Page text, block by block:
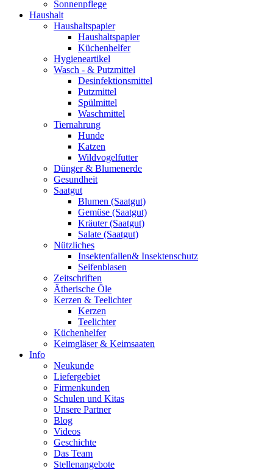
Sonnenpflege
Haushalt
Haushaltspapier
Haushaltspapier
Küchenhelfer
Hygieneartikel
Wasch - & Putzmittel
Desinfektionsmittel
Putzmittel
Spülmittel
Waschmittel
Tiernahrung
Hunde
Katzen
Wildvogelfutter
Dünger & Blumenerde
Gesundheit
Saatgut
Blumen (Saatgut)
Gemüse (Saatgut)
Kräuter (Saatgut)
Salate (Saatgut)
Nützliches
Insektenfallen& Insektenschutz
Seifenblasen
Zeitschriften
Ätherische Öle
Kerzen & Teelichter
Kerzen
Teelichter
Küchenhelfer
Keimgläser & Keimsaaten
Info
Neukunde
Liefergebiet
Firmenkunden
Schulen und Kitas
Unsere Partner
Blog
Videos
Geschichte
Das Team
Stellenangebote